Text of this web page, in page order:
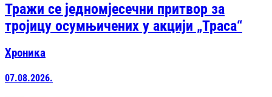
Тражи се једномјесечни притвор за
тројицу осумњичених у акцији „Траса“
Хроника
07.08.2026.